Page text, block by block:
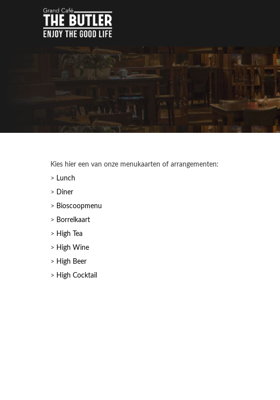
Kies hier een van onze menukaarten of arrangementen:
> Lunch
>
Diner
> Bioscoopmenu
> Borrelkaart
> High Tea
> High Wine
> High Beer
> High Cocktail